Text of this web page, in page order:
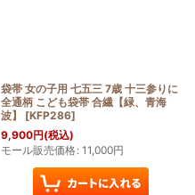
袋帯 女の子用 七五三 7歳 十三参りに
全通柄 こども袋帯 合繊【緑、青海
波】
[KFP286]
9,900円(税込)
モール販売価格: 11,000円